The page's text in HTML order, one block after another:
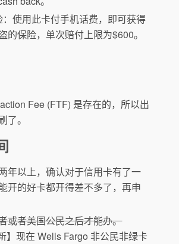
使用此卡付手机话费，即可获得
的保险，单次赔付上限为$600。
Fee (FTF) 是存在的，所以出
了。
年以上，确认对于信用卡有了一
开的好卡都开得差不多了，再申
或者美国公民之后才能办。
】现在 Wells Fargo 非公民非绿卡